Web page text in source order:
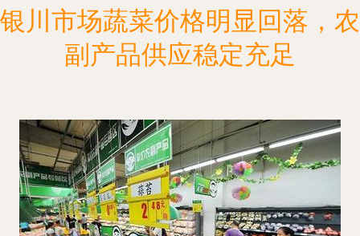
银川市场蔬菜价格明显回落，农
副产品供应稳定充足